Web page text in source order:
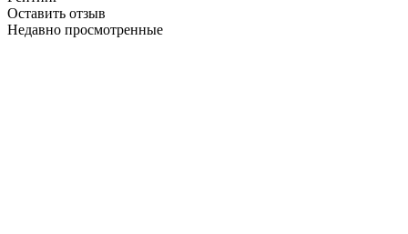
Оставить отзыв
Недавно просмотренные